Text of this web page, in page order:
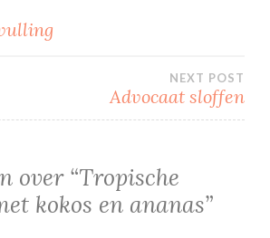
NEXT POST
Advocaat sloffen
over “Tropische
kokos en ananas”